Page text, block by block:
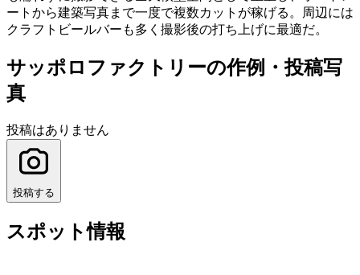
ートから建築写真まで一度で複数カットが稼げる。周辺には
クラフトビールバーも多く撮影後の打ち上げに最適だ。
サッポロファクトリーの作例・投稿写
真
投稿はありません
投稿する
スポット情報